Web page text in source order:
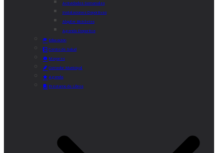
Actividades Semanales
Instalaciones Deportivas
Alquiler Bicicletas
Agenda Deportiva
Educación
Centro de Salud
Mayores
Comedor Municipal
Agenda
Préstamo de Libros